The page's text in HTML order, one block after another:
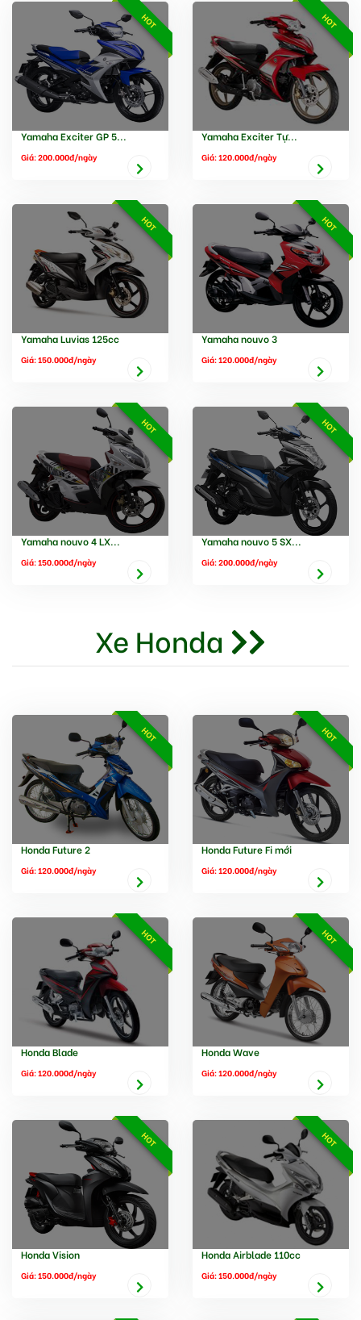
HOT
Yamaha Exciter GP 5...
Giá: 200.000đ/ngày
HOT
Yamaha Exciter Tự...
Giá: 120.000đ/ngày
HOT
Yamaha Luvias 125cc
Giá: 150.000đ/ngày
HOT
Yamaha nouvo 3
Giá: 120.000đ/ngày
HOT
Yamaha nouvo 4 LX...
Giá: 150.000đ/ngày
HOT
Yamaha nouvo 5 SX...
Giá: 200.000đ/ngày
Xe Honda
HOT
Honda Future 2
Giá: 120.000đ/ngày
HOT
Honda Future Fi mới
Giá: 120.000đ/ngày
HOT
Honda Blade
Giá: 120.000đ/ngày
HOT
Honda Wave
Giá: 120.000đ/ngày
HOT
Honda Vision
Giá: 150.000đ/ngày
HOT
Honda Airblade 110cc
Giá: 150.000đ/ngày